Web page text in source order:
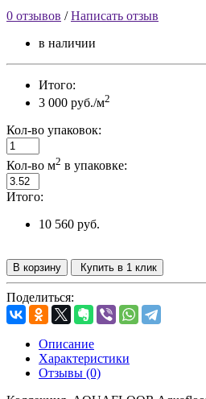
0 отзывов /Написать отзыв
в наличии
Итого:
3 000 руб./м2
Кол-во упаковок:
Кол-во м2 в упаковке:
Итого:
10 560 руб.
В корзину Купить в 1 клик
Поделиться:
Описание
Характеристики
Отзывы (0)